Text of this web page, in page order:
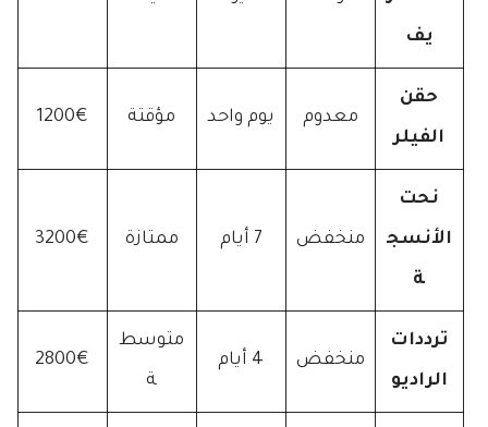
يف
حقن
الفيلر
معدوم يوم واحد مؤقتة 1200€
نحت
الأنسج
ة
منخفض 7 أيام ممتازة 3200€
ترددات
الراديو
منخفض 4 أيام
متوسط
ة
2800€